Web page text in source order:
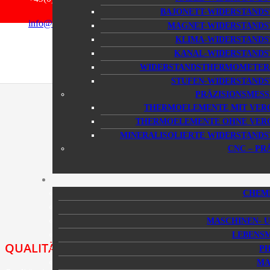
info@kmp-online.de
EN
BAJONETT-
MAGNET-
KLIMA-
KANAL-
STUFEN-
THERMOELEMENTE MIT
THERMOELEMENTE OHNE
MINERALISOLIERTE
CNC –
MASCHINEN-
QUALITÄT IST UNSER UNTERNEHMENSZIEL!